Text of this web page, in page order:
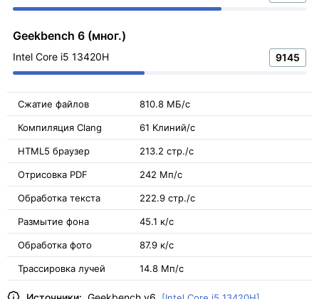
Geekbench 6 (мног.)
Intel Core i5 13420H 9145
Сжатие файлов 810.8 МБ/с
Компиляция Clang 61 Kлиний/с
HTML5 браузер 213.2 стр./с
Отрисовка PDF 242 Мп/с
Обработка текста 222.9 стр./с
Размытие фона 45.1 к/с
Обработка фото 87.9 к/с
Трассировка лучей 14.8 Мп/с